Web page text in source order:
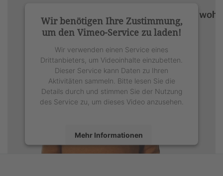
Wir benötigen Ihre Zustimmung,
um den Vimeo-Service zu laden!
Wir verwenden einen Service eines
Drittanbieters, um Videoinhalte einzubetten.
Dieser Service kann Daten zu Ihren
Aktivitäten sammeln. Bitte lesen Sie die
Details durch und stimmen Sie der Nutzung
des Service zu, um dieses Video anzusehen.
Mehr Informationen